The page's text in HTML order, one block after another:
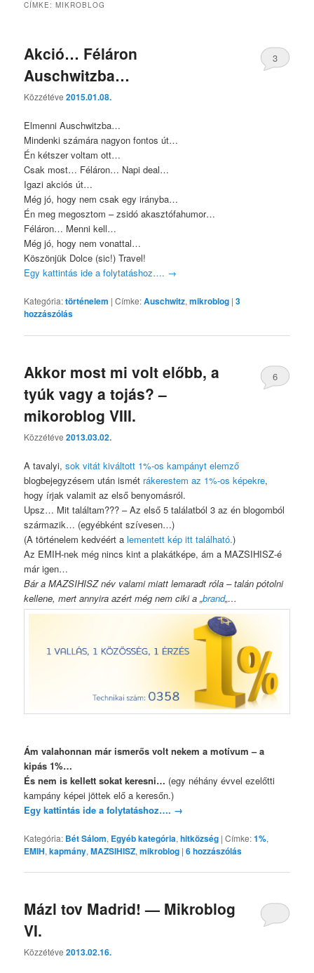
CÍMKE:MIKROBLOG
Akció… Féláron
Auschwitzba…
Közzétéve2015.01.08.
3
Elmenni Auschwitzba…
Mindenki számára nagyon fontos út…
Én kétszer voltam ott…
Csak most… Féláron… Napi deal…
Igazi akciós út…
Még jó, hogy nem csak egy irányba…
Én meg megosztom – zsidó akasztófahumor…
Féláron… Menni kell…
Még jó, hogy nem vonattal…
Köszönjük Dolce (sic!) Travel!
Egy kattintás ide a folytatáshoz…. →
Kategória:történelem |Címke:Auschwitz,mikroblog |3
hozzászólás
Akkor most mi volt előbb, a
tyúk vagy a tojás? –
mikoroblog VIII.
Közzétéve2013.03.02.
6
A tavalyi,sok vitát kiváltott 1%-os kampányt elemző
blogbejegyzésem után ismét rákerestem az 1%-os képekre,
hogy írjak valamit az első benyomásról.
Upsz… Mit találtam??? – Az első 5 találatból 3 az én blogomból
származik… (egyébként szívesen…)
(A történelem kedvéért alementett kép itt található.)
Az EMIH-nek még nincs kint a plakátképe, ám a MAZSIHISZ-é
már igen…
Bár a MAZSIHISZ név valami miatt lemaradt róla – talán pótolni
kellene, mert annyira azért még nem ciki a „brand„…
Ám valahonnan már ismerős volt nekem a motívum – a
kipás 1%…
És nem is kellett sokat keresni… (egy néhány évvel ezelőtti
kampány képei jöttek elő a keresőn.)
Egy kattintás ide a folytatáshoz…. →
Kategória: Bét Sálom, Egyéb kategória,hitközség |Címke:1%,
EMIH,kapmány,MAZSIHISZ,mikroblog |6hozzászólás
Mázl tov Madrid! — Mikroblog
VI.
Közzétéve2013.02.16.